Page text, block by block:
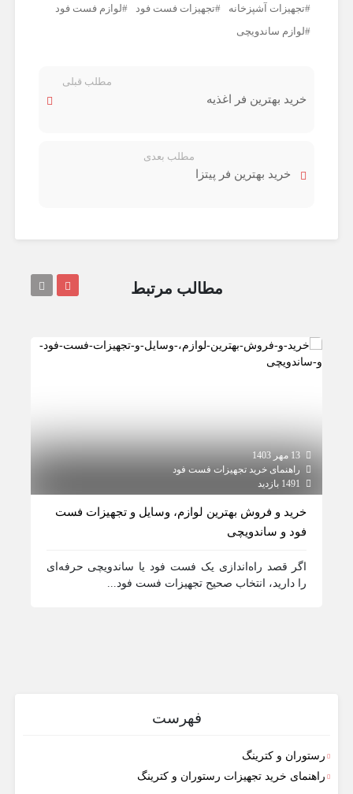
تجهیزات آشپزخانه تجهیزات فست فود
لوازم فست فود
لوازم ساندویچی
مطلب قبلی
خرید بهترین فر اغذیه
مطلب بعدی
خرید بهترین فر پیتزا
مطالب مرتبط
13 مهر 1403
راهنمای خرید تجهیزات فست فود
1491 بازدید
خرید و فروش بهترین لوازم، وسایل و تجهیزات فست
فود و ساندویچی
اگر قصد راه‌اندازی یک فست فود یا ساندویچی حرفه‌ای
را دارید، انتخاب صحیح تجهیزات فست فود...
فهرست
رستوران و کترینگ
راهنمای خرید تجهیزات رستوران و کترینگ